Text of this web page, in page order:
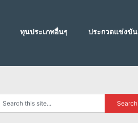
ทุนประเภทอื่นๆ
ประกวดแข่งขัน